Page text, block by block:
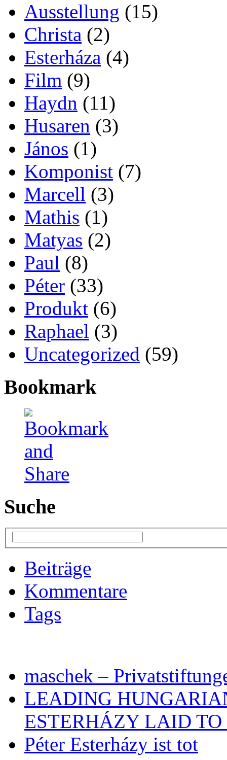
Ausstellung (15)
Christa (2)
Esterháza (4)
Film (9)
Haydn (11)
Husaren (3)
János (1)
Komponist (7)
Marcell (3)
Mathis (1)
Matyas (2)
Paul (8)
Péter (33)
Produkt (6)
Raphael (3)
Uncategorized (59)
Bookmark
Suche
Beiträge
Kommentare
Tags
maschek –
LEADING
ESTERHÁZY LAID
Péter Esterházy ist tot